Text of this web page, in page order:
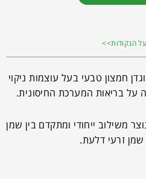
הנקודות>>
חמצון טבעי בעל עוצמות ניקוי
על בריאות המערכת החיסונית.
משילוב ייחודי ומתקדם בין שמן
שמן זרעי דלעת.